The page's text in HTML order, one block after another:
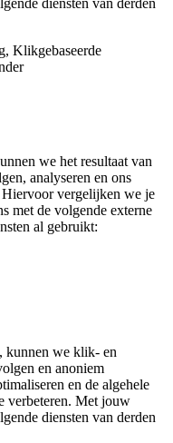
diensten van derden
Klikgebaseerde
we het resultaat van
analyseren en ons
Hiervoor vergelijken we je
met de volgende externe
al gebruikt:
kunnen we klik- en
en anoniem
en de algehele
verbeteren. Met jouw
diensten van derden